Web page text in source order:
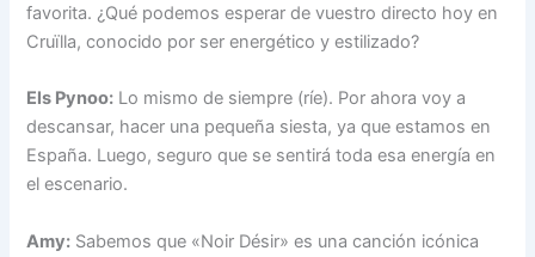
favorita. ¿Qué podemos esperar de vuestro directo hoy en
Cruïlla, conocido por ser energético y estilizado?
Els Pynoo: Lo mismo de siempre (ríe). Por ahora voy a
descansar, hacer una pequeña siesta, ya que estamos en
España. Luego, seguro que se sentirá toda esa energía en
el escenario.
Amy: Sabemos que «Noir Désir» es una canción icónica